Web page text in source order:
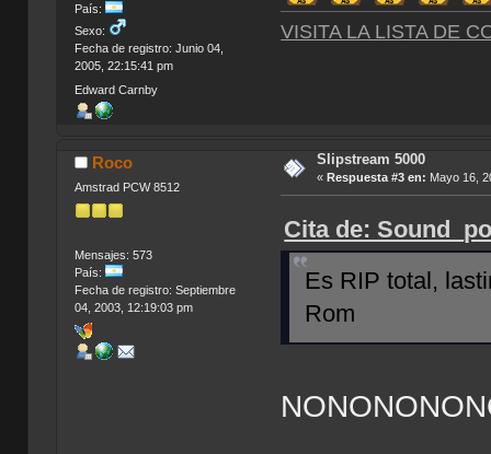
País:
Sexo:
Fecha de registro: Junio 04,
2005, 22:15:41 pm
Edward Carnby
VISITA LA LISTA DE
Roco
Amstrad PCW 8512
Mensajes: 573
País:
Fecha de registro: Septiembre
04, 2003, 12:19:03 pm
Slipstream 5000
« Respuesta #3 en: Mayo 16,
Cita de:
Es RIP total,
Rom